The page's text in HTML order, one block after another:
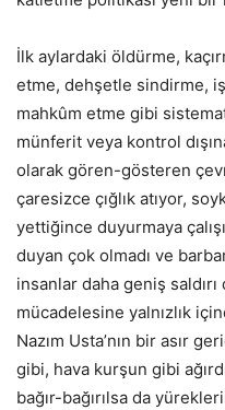
İlk aylardaki öldürme,
etme, dehşetle sindirme,
mahkûm etme gibi
münferit veya kontrol
olarak gören-gösteren
çaresizce çığlık atıyor,
yettiğince duyurmaya
duyan çok olmadı ve
insanlar daha geniş saldırı
mücadelesine yalnızlık
Nazım Usta’nın bir asır
gibi, hava kurşun gibi
bağır-bağırılsa da